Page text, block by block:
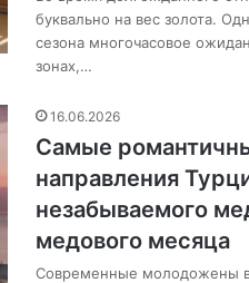
буквально на вес золота.
сезона многочасовое
зонах,…
16.06.2026
Самые
направления
незабываемого
медового месяца
Современные молодожены